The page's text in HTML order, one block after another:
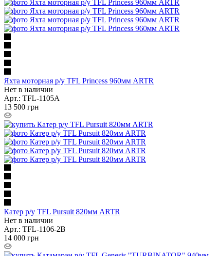
Яхта моторная р/у TFL Princess 960мм ARTR
Нет в наличии
Арт.: TFL-1105A
13 500 грн
Катер р/у TFL Pursuit 820мм ARTR
Нет в наличии
Арт.: TFL-1106-2B
14 000 грн